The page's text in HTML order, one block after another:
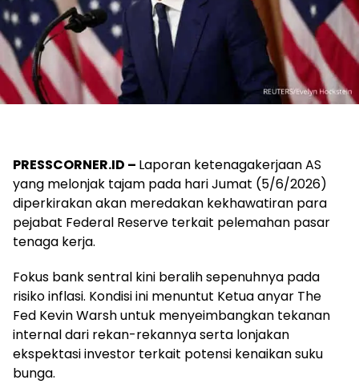
PRESSCORNER.ID – Laporan ketenagakerjaan AS
yang melonjak tajam pada hari Jumat (5/6/2026)
diperkirakan akan meredakan kekhawatiran para
pejabat Federal Reserve terkait pelemahan pasar
tenaga kerja.
Fokus bank sentral kini beralih sepenuhnya pada
risiko inflasi. Kondisi ini menuntut Ketua anyar The
Fed Kevin Warsh untuk menyeimbangkan tekanan
internal dari rekan-rekannya serta lonjakan
ekspektasi investor terkait potensi kenaikan suku
bunga.